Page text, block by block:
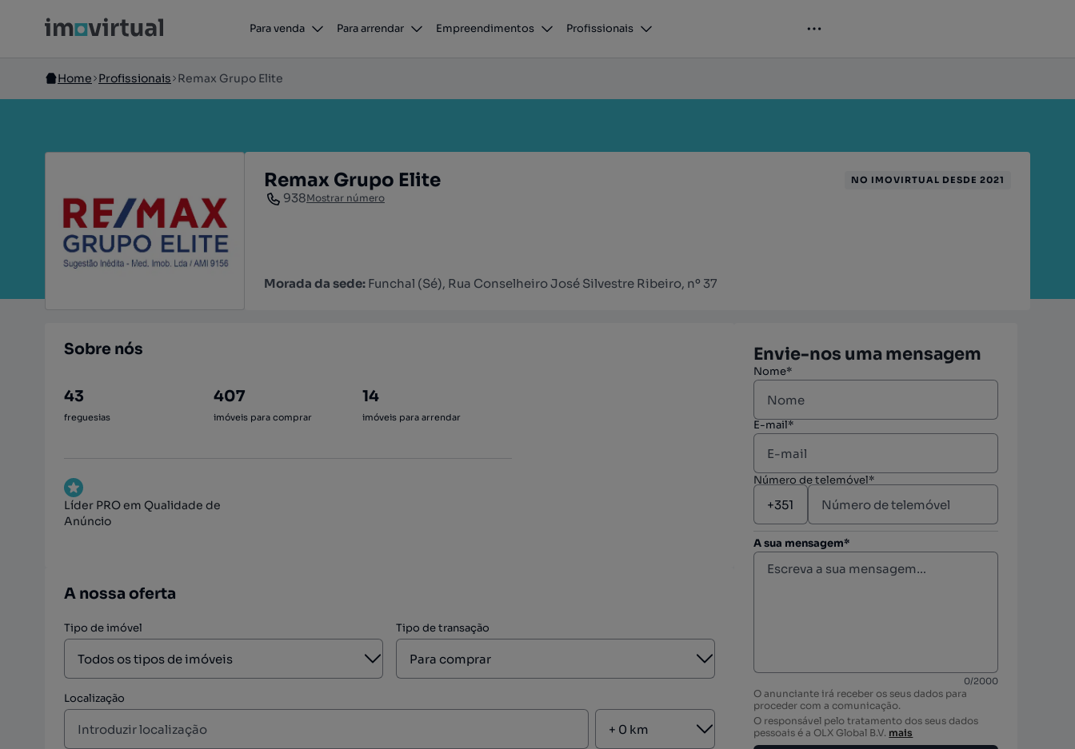
Para venda Para arrendar Empreendimentos Profissionais
Home Profissionais Remax Grupo Elite
Remax Grupo Elite
938Mostrar número
Morada da sede: Funchal (Sé), Rua Conselheiro José Silvestre Ribeiro, nº 37
NO IMOVIRTUAL DESDE 2021
Sobre nós
43
freguesias
407
imóveis para comprar
14
imóveis para arrendar
Líder PRO em Qualidade de
Anúncio
A nossa oferta
Tipo de imóvel
Aberto
Tipo de transação
Aberto
Localização
Aberto
Envie-nos uma mensagem
Nome*
E-mail*
Número de telemóvel*
A sua mensagem*
0/2000
O anunciante irá receber os seus dados para
proceder com a comunicação.
O responsável pelo tratamento dos seus dados
pessoais é a OLX Global B.V. mais